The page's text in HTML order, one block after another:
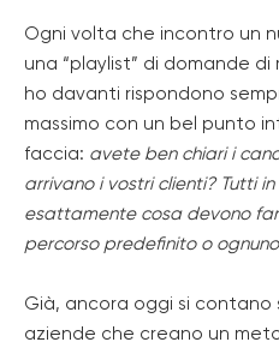
Ogni volta che incontro un
una “playlist” di domande
ho davanti rispondono
massimo con un bel punto
faccia: avete ben chiari i
arrivano i vostri clienti? Tutti
esattamente cosa devono
percorso predefinito o
Già, ancora oggi si contano
aziende che creano un